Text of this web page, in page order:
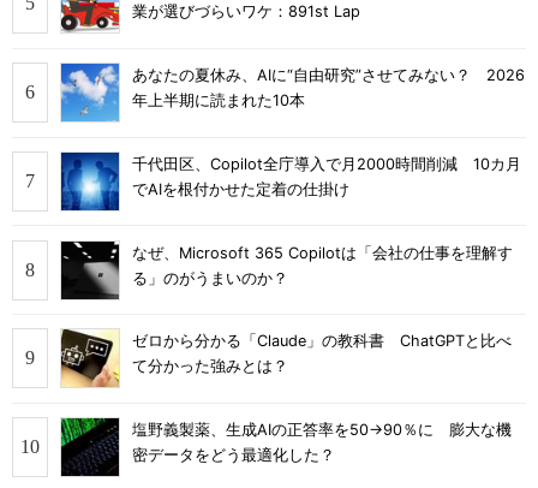
業が選びづらいワケ：891st Lap
あなたの夏休み、AIに“自由研究”させてみない？ 2026
年上半期に読まれた10本
千代田区、Copilot全庁導入で月2000時間削減 10カ月
でAIを根付かせた定着の仕掛け
なぜ、Microsoft 365 Copilotは「会社の仕事を理解す
る」のがうまいのか？
ゼロから分かる「Claude」の教科書 ChatGPTと比べ
て分かった強みとは？
塩野義製薬、生成AIの正答率を50→90％に 膨大な機
密データをどう最適化した？